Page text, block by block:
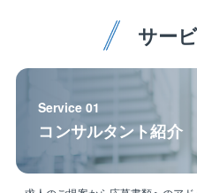
官公庁、商業施設、住宅
■雇用形態補足：
契約社員としてのご入社
後、ご希望により総合職
ブロック職（支社管轄範
サー
Service 01
コンサルタント紹介